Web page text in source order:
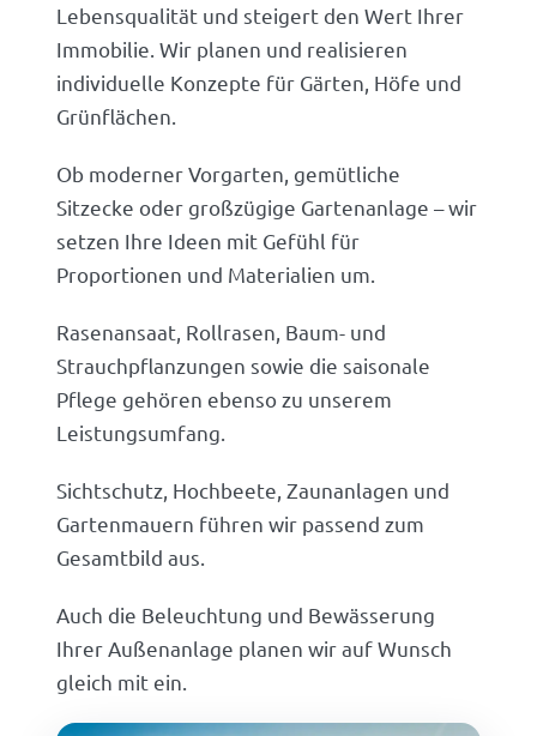
Lebensqualität und steigert den Wert Ihrer
Immobilie. Wir planen und realisieren
individuelle Konzepte für Gärten, Höfe und
Grünflächen.
Ob moderner Vorgarten, gemütliche
Sitzecke oder großzügige Gartenanlage – wir
setzen Ihre Ideen mit Gefühl für
Proportionen und Materialien um.
Rasenansaat, Rollrasen, Baum- und
Strauchpflanzungen sowie die saisonale
Pflege gehören ebenso zu unserem
Leistungsumfang.
Sichtschutz, Hochbeete, Zaunanlagen und
Gartenmauern führen wir passend zum
Gesamtbild aus.
Auch die Beleuchtung und Bewässerung
Ihrer Außenanlage planen wir auf Wunsch
gleich mit ein.